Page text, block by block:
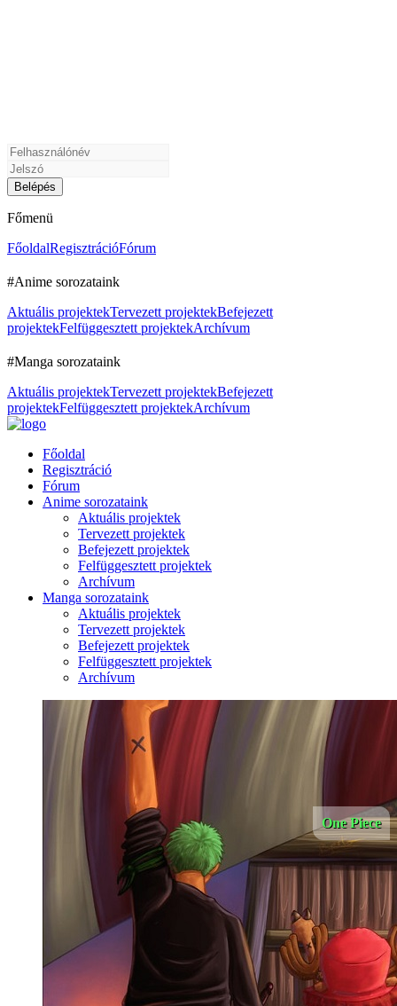
Főmenü
FőoldalRegisztrációFórum
#Anime sorozataink
Aktuális projektekTervezett projektekBefejezett
projektekFelfüggesztett projektekArchívum
#Manga sorozataink
Aktuális projektekTervezett projektekBefejezett
projektekFelfüggesztett projektekArchívum
Főoldal
Regisztráció
Fórum
Anime sorozataink
Aktuális projektek
Tervezett projektek
Befejezett projektek
Felfüggesztett projektek
Archívum
Manga sorozataink
Aktuális projektek
Tervezett projektek
Befejezett projektek
Felfüggesztett projektek
Archívum
One Piece